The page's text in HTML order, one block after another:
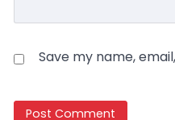
Save my name,